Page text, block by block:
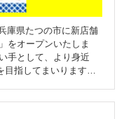
日常の中で気軽に脳の
る健康づくり」をよ
局では、これからも地
頼れる薬局として取り
庫県たつの市に新店舗
をオープンいたしま
手として、より身近
目指してまいります。
隣」に位置し、JR竜